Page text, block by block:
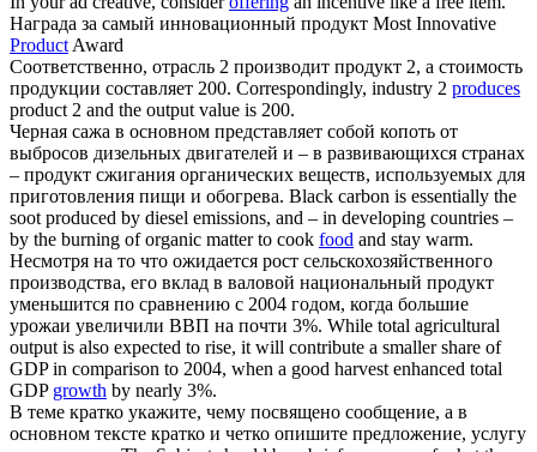
Награда за самый инновационный продукт Most Innovative
ProductAward
Соответственно, отрасль 2 производит продукт 2, а стоимость
продукции составляет 200. Correspondingly, industry 2 produces
product 2 and the output value is 200.
Черная сажа в основном представляет собой копоть от
выбросов дизельных двигателей и – в развивающихся странах
– продукт сжигания органических веществ, используемых для
приготовления пищи и обогрева. Black carbon is essentially the
soot produced by diesel emissions, and – in developing countries –
by the burning of organic matter to cook food and stay warm.
Несмотря на то что ожидается рост сельскохозяйственного
производства, его вклад в валовой национальный продукт
уменьшится по сравнению с 2004 годом, когда большие
урожаи увеличили ВВП на почти 3%. While total agricultural
output is also expected to rise, it will contribute a smaller share of
GDP in comparison to 2004, when a good harvest enhanced total
GDP growth by nearly 3%.
В теме кратко укажите, чему посвящено сообщение, а в
основном тексте кратко и четко опишите предложение, услугу